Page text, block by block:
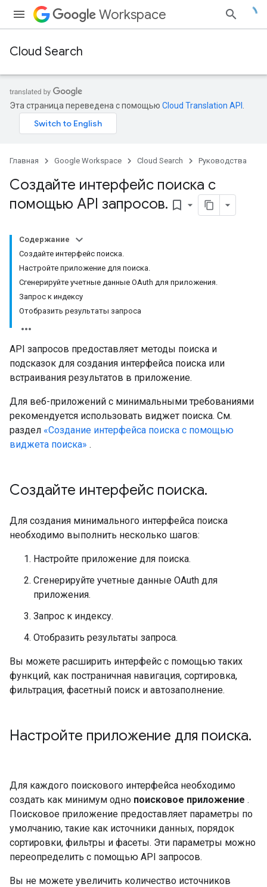
Workspace
Cloud Search
Эта страница переведена с помощью Cloud Translation API
Главная Google Workspace Cloud Search Руководства
Создайте интерфейс поиска с
помощью API запросов. bookmark_border
Содержание
Создайте интерфейс поиска.
Настройте приложение для поиска.
Сгенерируйте учетные данные OAuth для приложения.
Запрос к индексу
Отобразить результаты запроса
API запросов предоставляет методы поиска и
подсказок для создания интерфейса поиска или
встраивания результатов в приложение.
Для веб-приложений с минимальными требованиями
рекомендуется использовать виджет поиска. См.
раздел «Создание интерфейса поиска с помощью
виджета поиска» .
Создайте интерфейс поиска.
Для создания минимального интерфейса поиска
необходимо выполнить несколько шагов:
Настройте приложение для поиска.
Сгенерируйте учетные данные OAuth для
приложения.
Запрос к индексу.
Отобразить результаты запроса.
Вы можете расширить интерфейс с помощью таких
функций, как постраничная навигация, сортировка,
фильтрация, фасетный поиск и автозаполнение.
Настройте приложение для поиска.
Для каждого поискового интерфейса необходимо
создать как минимум одно поисковое приложение .
Поисковое приложение предоставляет параметры по
умолчанию, такие как источники данных, порядок
сортировки, фильтры и фасеты. Эти параметры можно
переопределить с помощью API запросов.
Вы не можете увеличить количество источников